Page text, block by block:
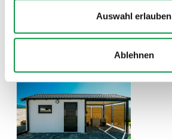
Auswahl erlauben
Ablehnen